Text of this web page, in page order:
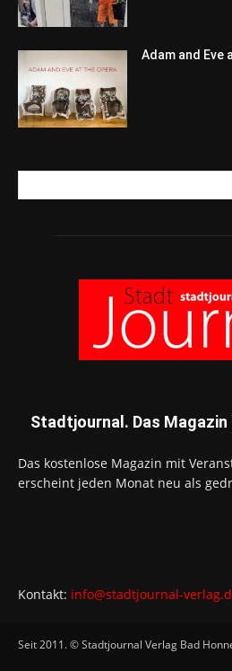
Adam and Eve
Stadtjournal. Das Magazin
Das kostenlose Magazin mit
erscheint jeden Monat neu als
Kontakt: info@stadtjournal-
Seit 2011. © Stadtjournal Verlag Bad